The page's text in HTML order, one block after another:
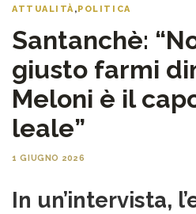
ATTUALITÀ, POLITICA
Santanchè:
giusto farmi
Meloni è il
leale”
1 GIUGNO 2026
In un’intervista,